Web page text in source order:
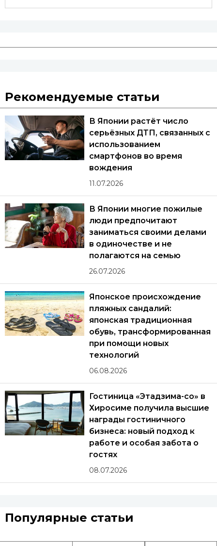
Рекомендуемые статьи
В Японии растёт число
серьёзных ДТП, связанных с
использованием
смартфонов во время
вождения
11.07.2026
В Японии многие пожилые
люди предпочитают
заниматься своими делами
в одиночестве и не
полагаются на семью
26.07.2026
Японское происхождение
пляжных сандалий:
японская традиционная
обувь, трансформированная
при помощи новых
технологий
06.08.2026
Гостиница «Этадзима-со» в
Хиросиме получила высшие
награды гостиничного
бизнеса: новый подход к
работе и особая забота о
гостях
08.07.2026
Популярные статьи